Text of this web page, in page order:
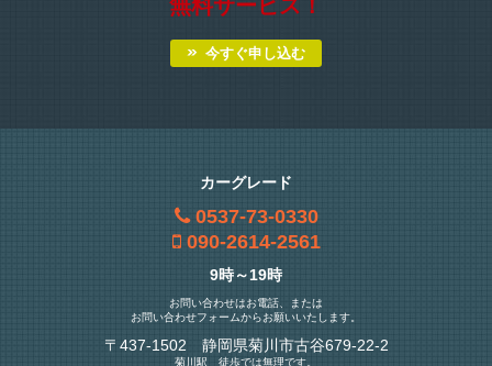
無料サービス！
今すぐ申し込む
カーグレード
0537-73-0330
090-2614-2561
9時～19時
お問い合わせはお電話、または
お問い合わせフォームからお願いいたします。
〒437-1502 静岡県菊川市古谷679-22-2
菊川駅 徒歩では無理です。